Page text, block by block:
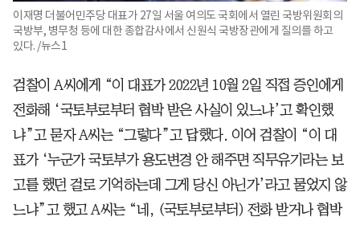
이재명 더불어민주당 대표가 27일 서울 여의도 국회에서 열린 국방위원회의
국방부, 병무청 등에 대한 종합감사에서 신원식 국방장관에게 질의를 하고
있다. /뉴스1
검찰이 A씨에게 “이 대표가 2022년 10월 2일 직접 증인에게
전화해 ‘국토부로부터 협박 받은 사실이 있느냐’고 확인했
냐”고 묻자 A씨는 “그렇다”고 답했다. 이어 검찰이 “이 대
표가 ‘누군가 국토부가 용도변경 안 해주면 직무유기라는 보
고를 했던 걸로 기억하는데 그게 당신 아닌가’라고 물었지 않
느냐”고 했고 A씨는 “네, (국토부로부터) 전화 받거나 협박